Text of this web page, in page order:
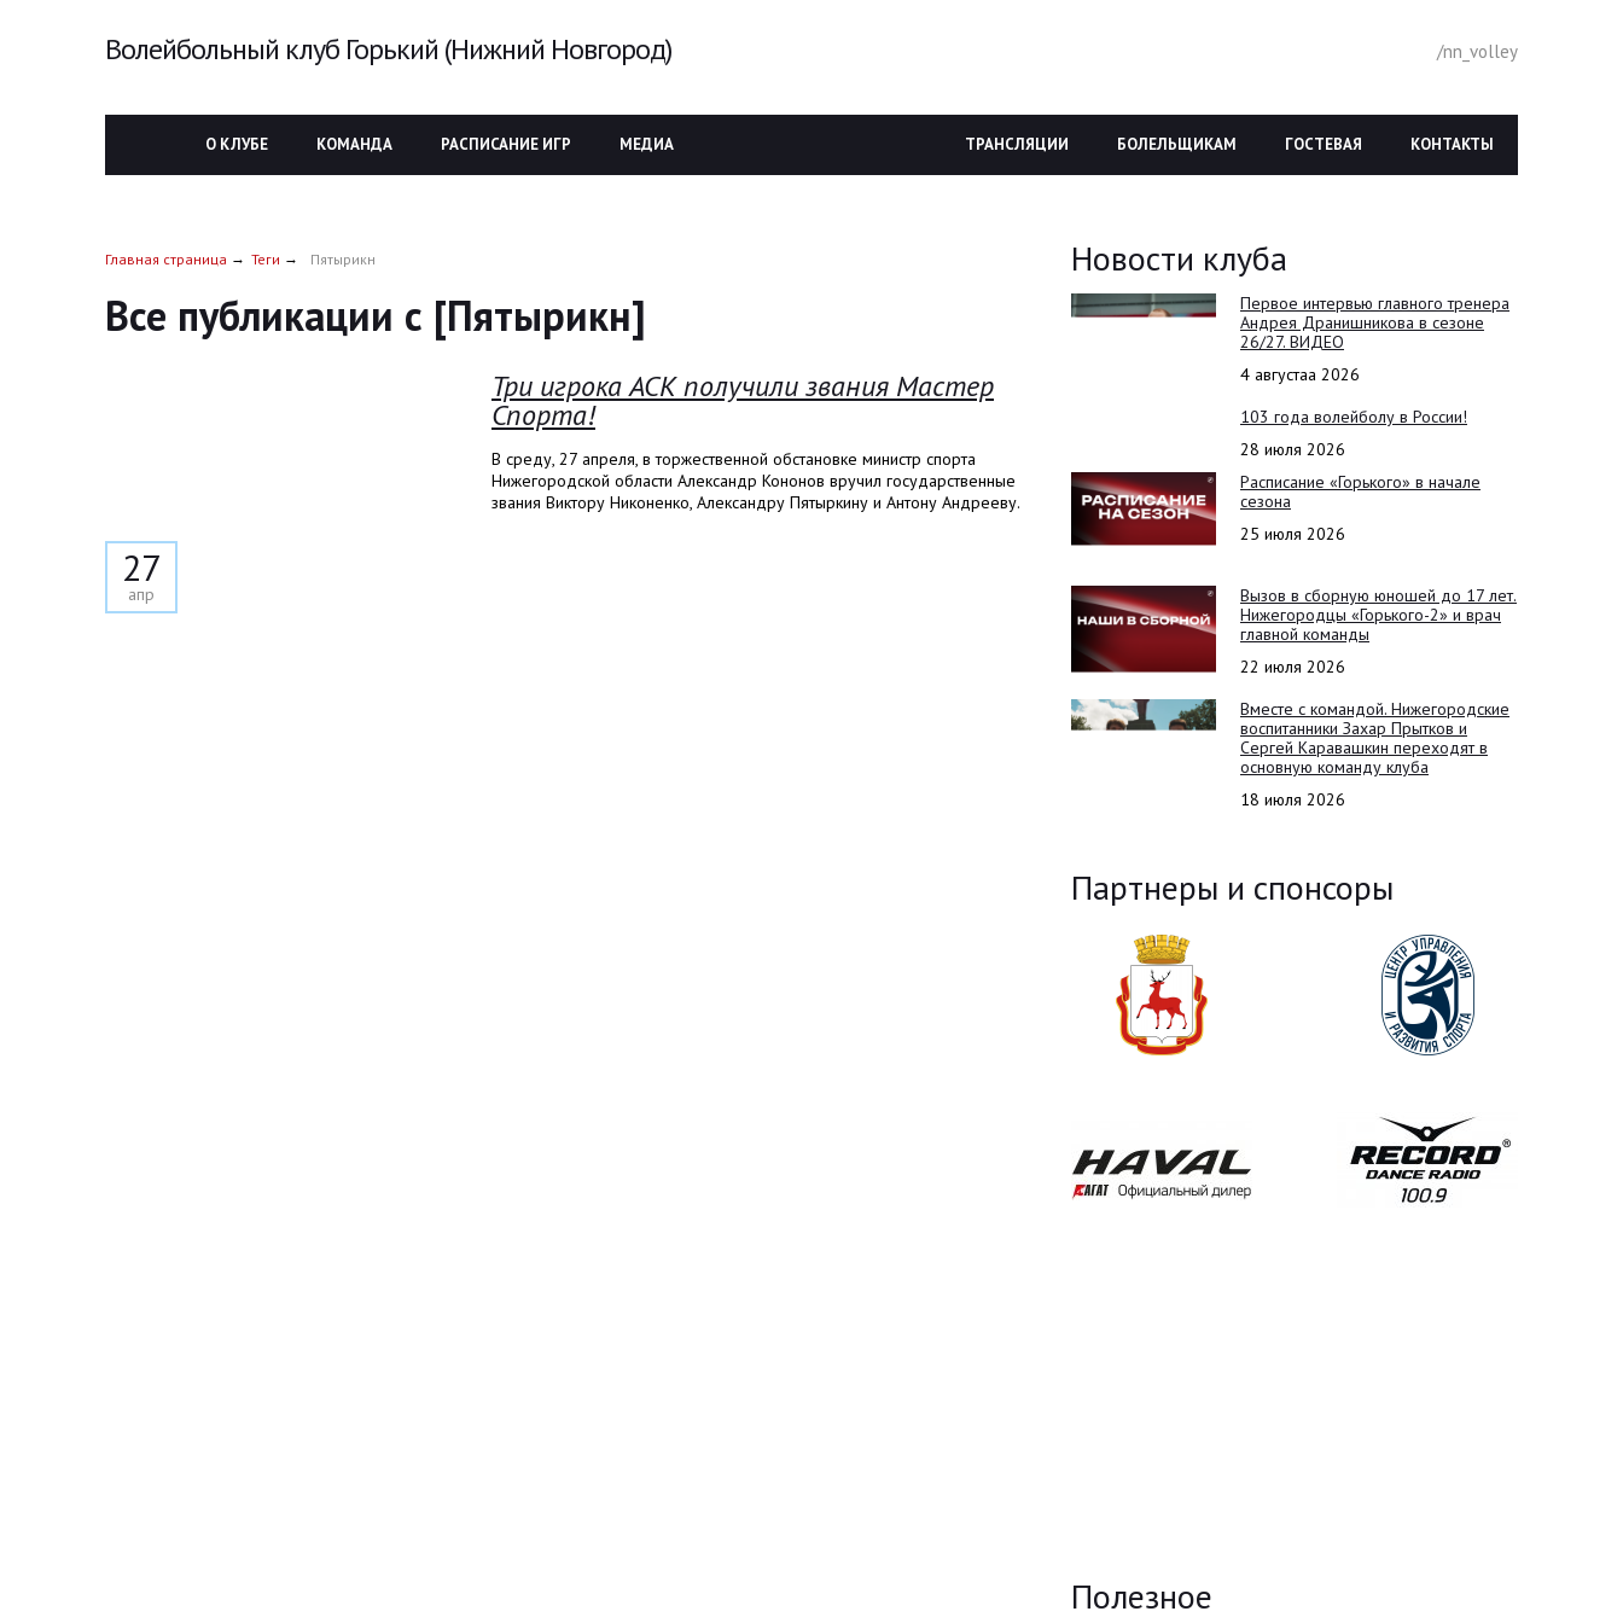
Волейбольный клуб Горький (Нижний Новгород) /nn_volley
О КЛУБЕ КОМАНДА РАСПИСАНИЕ ИГР МЕДИА КОНТАКТЫ
ГОСТЕВАЯ
БОЛЕЛЬЩИКАМ
ТРАНСЛЯЦИИ
Главная страница Теги Пятырикн
Все публикации с [Пятырикн]
27
апр
Три игрока АСК получили звания Мастер
Спорта!
В среду, 27 апреля, в торжественной обстановке министр спорта
Нижегородской области Александр Кононов вручил государственные
звания Виктору Никоненко, Александру Пятыркину и Антону Андрееву.
Новости клуба
Первое интервью главного тренера
Андрея Дранишникова в сезоне
26/27. ВИДЕО
4 августаа 2026
103 года волейболу в России!
28 июля 2026
Расписание «Горького» в начале
сезона
25 июля 2026
Вызов в сборную юношей до 17 лет.
Нижегородцы «Горького-2» и врач
главной команды
22 июля 2026
Вместе с командой. Нижегородские
воспитанники Захар Прытков и
Сергей Каравашкин переходят в
основную команду клуба
18 июля 2026
Партнеры и спонсоры
Полезное